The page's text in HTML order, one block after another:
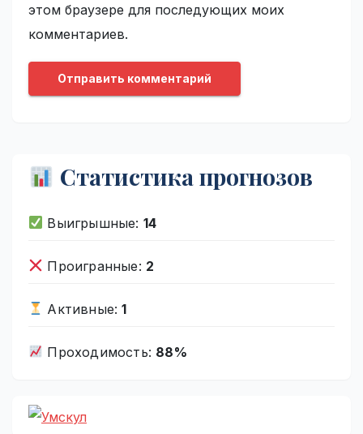
этом браузере для последующих моих
комментариев.
Статистика прогнозов
Выигрышные: 14
Проигранные: 2
Активные:1
Проходимость: 88%